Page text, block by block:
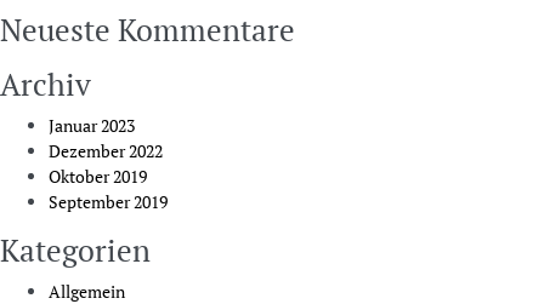
Neueste Kommentare
Archiv
Januar 2023
Dezember 2022
Oktober 2019
September 2019
Kategorien
Allgemein